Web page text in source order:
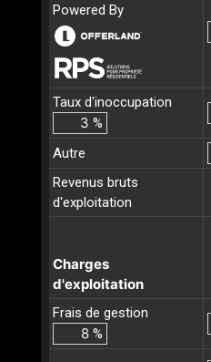
Powered By
Taux d'inoccupation
%
Autre
Revenus bruts
d'exploitation
Charges
d'exploitation
Frais de gestion
%